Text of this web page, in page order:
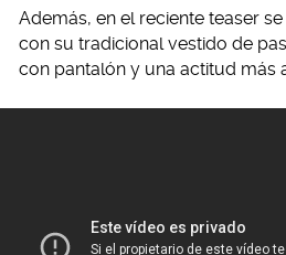
Además, en el reciente teaser
con su tradicional vestido de
con pantalón y una actitud más